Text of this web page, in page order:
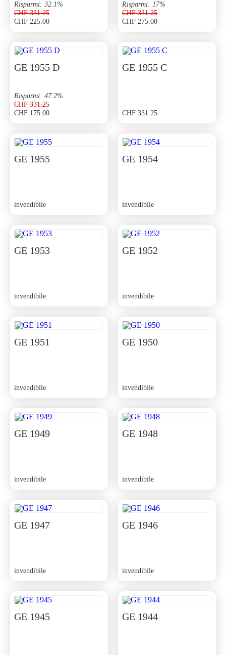
CHF331.25
originale
era:
CHF 331.25.
CHF 225.00
attuale
è:
CHF 225.00.
Risparmi: 32.1%
CHF331.25
originale
era:
CHF 331.25.
CHF 275.00
attuale
è:
CHF 275.00.
Risparmi: 17%
GE 1955 D
CHF331.25
originale
era:
CHF 331.25.
CHF 175.00
attuale
è:
CHF 175.00.
Risparmi: 47.2%
GE 1955 C
CHF 331.25
GE 1955
invendibile
GE 1954
invendibile
GE 1953
invendibile
GE 1952
invendibile
GE 1951
invendibile
GE 1950
invendibile
GE 1949
invendibile
GE 1948
invendibile
GE 1947
invendibile
GE 1946
invendibile
GE 1945 GE 1944